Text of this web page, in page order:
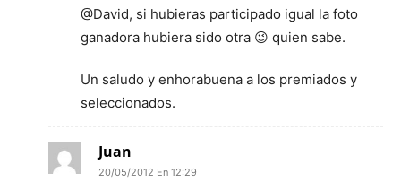
@David, si hubieras participado igual la foto
ganadora hubiera sido otra 😉 quien sabe.
Un saludo y enhorabuena a los premiados y
seleccionados.
Juan
20/05/2012 En 12:29